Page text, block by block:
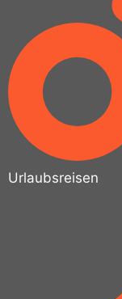
Urlaubsreisen